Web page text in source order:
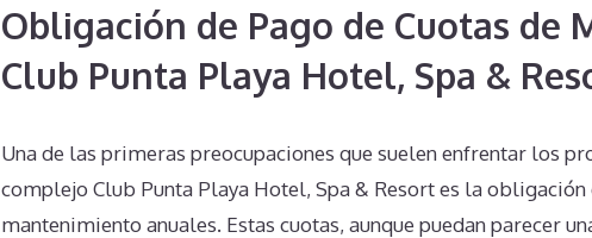
Obligación de Pago de Cuotas de
Club Punta Playa Hotel, Spa &
Una de las primeras preocupaciones que suelen enfrentar los
complejo Club Punta Playa Hotel, Spa & Resort es la obligación
mantenimiento anuales. Estas cuotas, aunque puedan parecer